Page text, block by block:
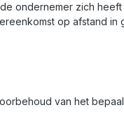
ondernemer zich
op afstand in
van het